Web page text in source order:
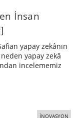
İnsan
yapay zekânın
yapay zekâ
incelememiz
İNOVASYON